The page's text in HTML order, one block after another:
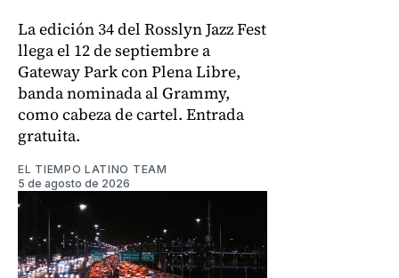
La edición 34 del Rosslyn Jazz Fest
llega el 12 de septiembre a
Gateway Park con Plena Libre,
banda nominada al Grammy,
como cabeza de cartel. Entrada
gratuita.
EL TIEMPO LATINO TEAM
5 de agosto de 2026